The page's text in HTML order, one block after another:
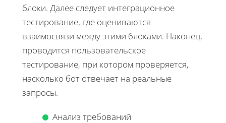
блоки. Далее следует интеграционное
тестирование, где оцениваются
взаимосвязи между этими блоками. Наконец,
проводится пользовательское
тестирование, при котором проверяется,
насколько бот отвечает на реальные
запросы.
Анализ требований